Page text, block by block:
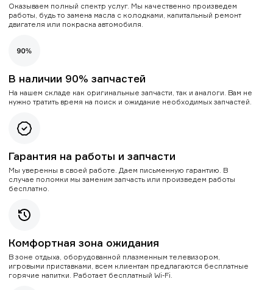
Оказываем полный спектр услуг. Мы качественно произведем
работы, будь то замена масла с колодками, капитальный ремонт
двигателя или покраска автомобиля.
В наличии 90% запчастей
На нашем складе как оригинальные запчасти, так и аналоги. Вам не
нужно тратить время на поиск и ожидание необходимых запчастей.
Гарантия на работы и запчасти
Мы уверенны в своей работе. Даем письменную гарантию. В
случае поломки мы заменим запчасть или произведем работы
бесплатно.
Комфортная зона ожидания
В зоне отдыха, оборудованной плазменным телевизором,
игровыми приставками, всем клиентам предлагаются бесплатные
горячие напитки. Работает бесплатный Wi-Fi.